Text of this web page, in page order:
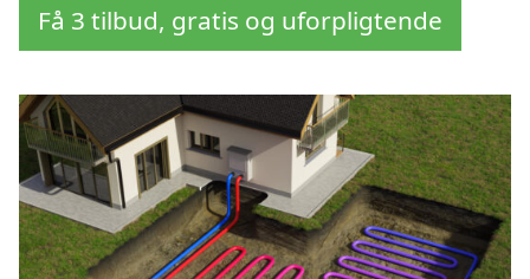
Få 3 tilbud, gratis og uforpligtende